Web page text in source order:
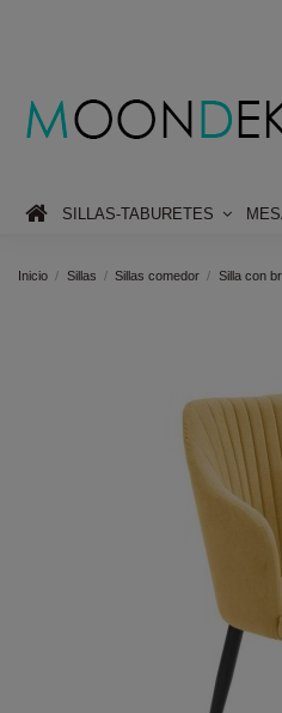
SILLAS-TABURETES
Inicio Sillas Sillas comedor Silla con